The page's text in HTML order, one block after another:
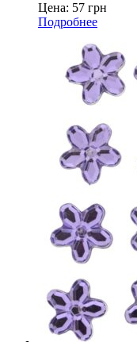
Цена: 57 грн
Подробнее